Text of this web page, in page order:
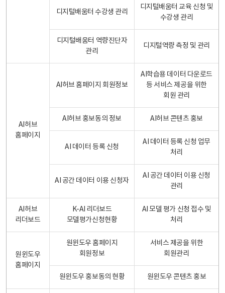
디지털배움터 수강생 관리
디지털배움터 교육 신청 및
수강생 관리
디지털배움터 역량진단자
관리
디지털역량 측정 및 관리
AI허브
홈페이지
AI허브 홈페이지 회원정보
AI학습용 데이터 다운로드
등 서비스 제공을 위한
회원 관리
AI허브 홍보동의 정보 AI허브 콘텐츠 홍보
AI 데이터 등록 신청
AI 데이터 등록 신청 업무
처리
AI 공간 데이터 이용 신청자
AI 공간 데이터 이용 신청
관리
AI허브
리더보드
K-AI 리더보드
모델평가신청현황
AI 모델 평가 신청 접수 및
처리
원윈도우
홈페이지
원윈도우 홈페이지
회원정보
서비스 제공을 위한
회원관리
원윈도우 홍보동의 현황 원윈도우 콘텐츠 홍보